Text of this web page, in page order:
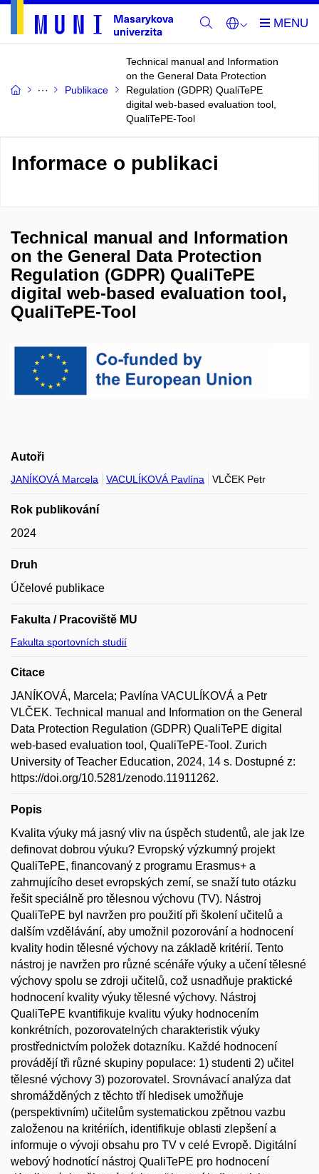
Publikace
Technical manual and Information
on the General Data Protection
Regulation (GDPR) QualiTePE
digital web-based evaluation tool,
QualiTePE-Tool
Informace o publikaci
Technical manual and Information
on the General Data Protection
Regulation (GDPR) QualiTePE
digital web-based evaluation tool,
QualiTePE-Tool
Autoři
JANÍKOVÁ Marcela VACULÍKOVÁ Pavlína VLČEK Petr
Rok publikování
2024
Druh
Účelové publikace
Fakulta / Pracoviště MU
Fakulta sportovních studií
Citace
JANÍKOVÁ, Marcela; Pavlína VACULÍKOVÁ a Petr
VLČEK. Technical manual and Information on the General
Data Protection Regulation (GDPR) QualiTePE digital
web-based evaluation tool, QualiTePE-Tool. Zurich
University of Teacher Education, 2024, 14 s. Dostupné z:
https://doi.org/10.5281/zenodo.11911262.
Popis
Kvalita výuky má jasný vliv na úspěch studentů, ale jak lze
definovat dobrou výuku? Evropský výzkumný projekt
QualiTePE, financovaný z programu Erasmus+ a
zahrnujícího deset evropských zemí, se snaží tuto otázku
řešit speciálně pro tělesnou výchovu (TV). Nástroj
QualiTePE byl navržen pro použití při školení učitelů a
dalším vzdělávání, aby umožnil pozorování a hodnocení
kvality hodin tělesné výchovy na základě kritérií. Tento
nástroj je navržen pro různé scénáře výuky a učení tělesné
výchovy spolu se zdroji učitelů, což usnadňuje praktické
hodnocení kvality výuky tělesné výchovy. Nástroj
QualiTePE kvantifikuje kvalitu výuky hodnocením
konkrétních, pozorovatelných charakteristik výuky
prostřednictvím položek dotazníku. Každé hodnocení
provádějí tři různé skupiny populace: 1) studenti 2) učitel
tělesné výchovy 3) pozorovatel. Srovnávací analýza dat
shromážděných z těchto tří hledisek umožňuje
(perspektivním) učitelům systematickou zpětnou vazbu
založenou na kritériích, identifikuje oblasti zlepšení a
informuje o vývoji obsahu pro TV v celé Evropě. Digitální
webový hodnotící nástroj QualiTePE pro hodnocení